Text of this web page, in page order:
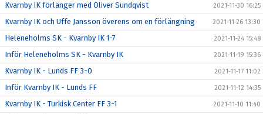
Kvarnby IK förlänger med Oliver Sundqvist 2021-11-30 16:25
Kvarnby IK och Uffe Jansson överens om en förlängning 2021-11-26 13:30
Heleneholms SK - Kvarnby IK 1-7 2021-11-24 15:48
Inför Heleneholms SK - Kvarnby IK 2021-11-19 15:36
Kvarnby IK - Lunds FF 3-0 2021-11-17 11:02
Inför Kvarnby IK - Lunds FF 2021-11-12 14:35
Kvarnby IK - Turkisk Center FF 3-1 2021-11-10 11:40